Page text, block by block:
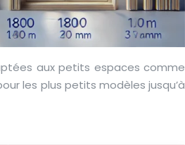
aux petits espaces comme
les plus petits modèles jusqu’à